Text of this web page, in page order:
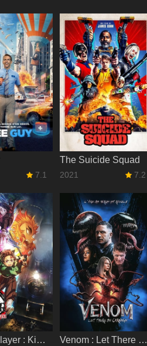
7.1
The Suicide Squad
2021 7.2
Demon Slayer : Kimetsu no Yaiba - Le film : Le train de l'Infini Venom : Let There Be Carnage